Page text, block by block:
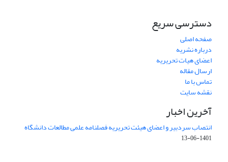
دسترسی سریع
صفحه اصلی
درباره نشریه
اعضای هیات تحریریه
ارسال مقاله
تماس با ما
نقشه سایت
آخرین اخبار
انتصاب سردبیر و اعضای هیئت تحریریه فصلنامه علمی مطالعات دانشگاه
1401-06-13